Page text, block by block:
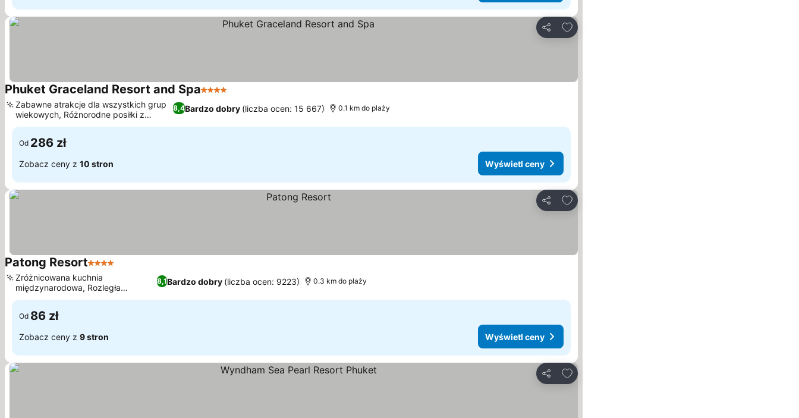
Udostępnij
Dodaj do ulubionych
Phuket Graceland Resort and Spa4 Kategoria
8,4Bardzo dobry (liczba ocen: 15 667)
Zabawne atrakcje dla wszystkich grup
wiekowych, Różnorodne posiłki z
dziewięcioma opcjami
0.1 km do plaży
Od 286 zł
Zobacz ceny z 10 stron Wyświetl ceny
Udostępnij
Dodaj do ulubionych
Patong Resort4 Kategoria
8,1Bardzo dobry (liczba ocen: 9223)
Zróżnicowana kuchnia
międzynarodowa, Rozległa
tropikalna oaza w ogrodzie
0.3 km do plaży
Od 86 zł
Zobacz ceny z 9 stron Wyświetl ceny
Udostępnij
Dodaj do ulubionych